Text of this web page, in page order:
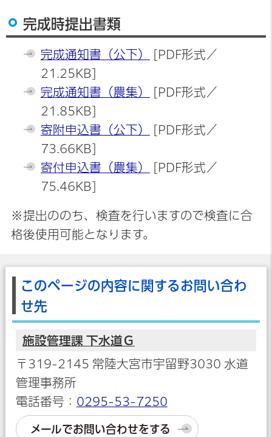
完成時提出書類
完成通知書（公下）
[PDF形式／
21.25KB]
完成通知書（農集）
[PDF形式／
21.85KB]
寄附申込書（公下）
[PDF形式／
73.66KB]
寄付申込書（農集）
[PDF形式／
75.46KB]
※提出ののち、検査を行いますので検査に合
格後使用可能となります。
このページの内容に関するお問い合わ
せ先
施設管理課 下水道Ｇ
〒319-2145 常陸大宮市宇留野3030 水道
管理事務所
電話番号： 0295-53-7250
メールでお問い合わせをする